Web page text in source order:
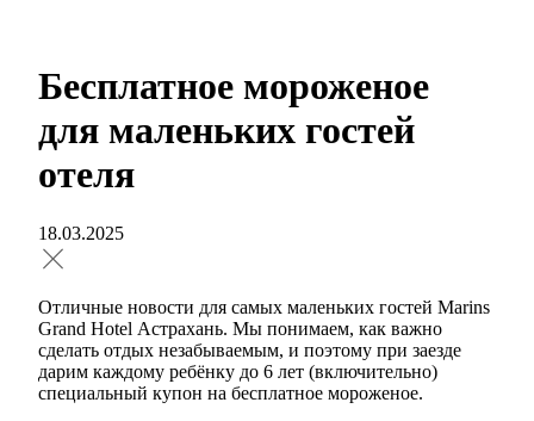
Бесплатное мороженое
для маленьких гостей
отеля
18.03.2025
Отличные новости для самых маленьких гостей Marins
Grand Hotel Астрахань. Мы понимаем, как важно
сделать отдых незабываемым, и поэтому при заезде
дарим каждому ребёнку до 6 лет (включительно)
специальный купон на бесплатное мороженое.